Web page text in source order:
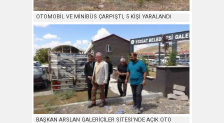
OTOMOBİL VE MİNİBÜS ÇARPIŞTI, 5 KİŞİ YARALANDI
BAŞKAN ARSLAN GALERİCİLER SİTESİ’NDE AÇIK OTO